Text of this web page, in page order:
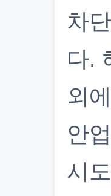
차
다.
외
안
시